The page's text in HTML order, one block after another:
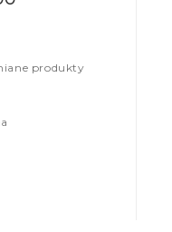
produkty